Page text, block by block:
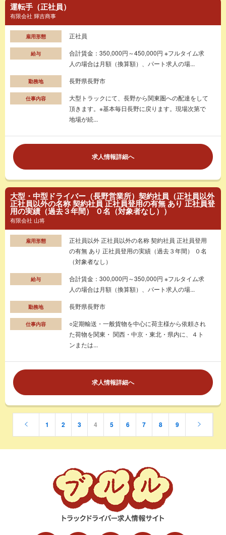
運転手（正社員）
有限会社 輝吉商事
雇用形態 正社員
給与
合計賃金：350,000円～450,000円 ※フルタイム求
人の場合は月額（換算額）、パート求人の場...
勤務地 長野県長野市
仕事内容
大型トラックにて、長野から関東圏への配達をして
頂きます。※基本毎日長野に戻ります。現場次第で
地場が続...
求人情報詳細へ
大型・中型ドライバー（長野営業所）契約社員（正社員以外
正社員以外の名称 契約社員 正社員登用の有無 あり 正社員登
用の実績（過去３年間） ０名（対象者なし））
有限会社 山将
雇用形態
正社員以外 正社員以外の名称 契約社員 正社員登用
の有無 あり 正社員登用の実績（過去３年間） ０名
（対象者なし）
給与
合計賃金：300,000円～350,000円 ※フルタイム求
人の場合は月額（換算額）、パート求人の場...
勤務地 長野県長野市
仕事内容
○定期輸送・一般貨物を中心に荷主様から依頼され
た荷物を関東・ 関西・中京・東北・県内に、４ト
ンまたは...
求人情報詳細へ
1 2 3 4 5 6 7 8 9